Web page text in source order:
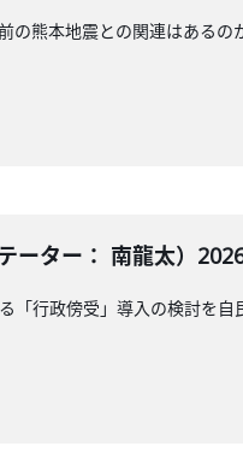
熊本地震との関連はある
ーター： 南龍太）
行政傍受」導入の検討を